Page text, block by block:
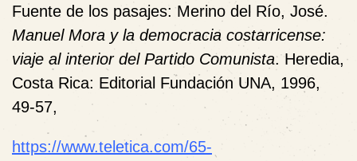
Fuente de los pasajes: Merino del Río, José.
Manuel Mora y la democracia costarricense:
viaje al interior del Partido Comunista. Heredia,
Costa Rica: Editorial Fundación UNA, 1996,
49-57,
https://www.teletica.com/65-